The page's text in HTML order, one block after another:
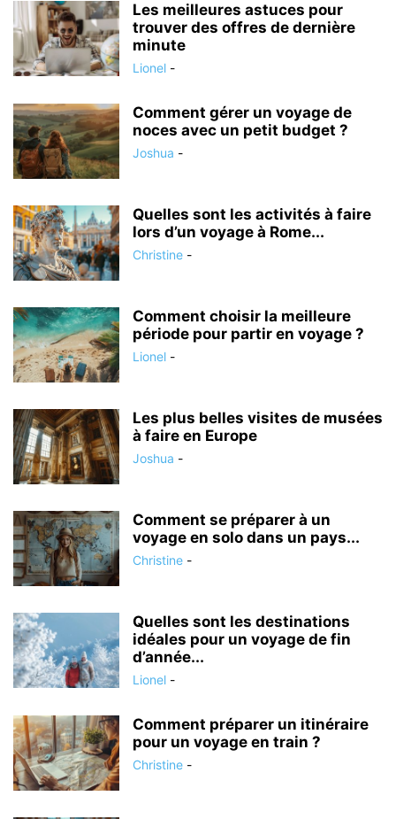
Les meilleures astuces pour
trouver des offres de dernière
minute
Lionel -
Comment gérer un voyage de
noces avec un petit budget ?
Joshua -
Quelles sont les activités à faire
lors d’un voyage à Rome...
Christine -
Comment choisir la meilleure
période pour partir en voyage ?
Lionel -
Les plus belles visites de musées
à faire en Europe
Joshua -
Comment se préparer à un
voyage en solo dans un pays...
Christine -
Quelles sont les destinations
idéales pour un voyage de fin
d’année...
Lionel -
Comment préparer un itinéraire
pour un voyage en train ?
Christine -